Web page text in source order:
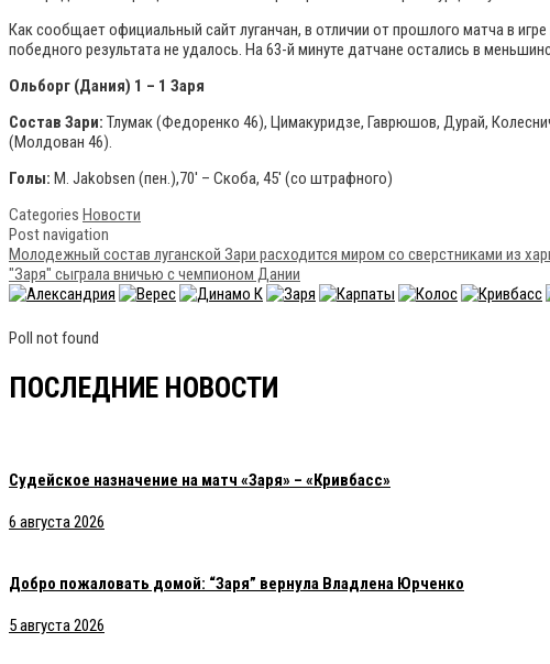
Как сообщает официальный сайт луганчан, в отличии от прошлого матча в
победного результата не удалось. На 63-й минуте датчане остались в
Ольборг (Дания) 1 – 1 Заря
Состав Зари: Тлумак (Федоренко 46), Цимакуридзе, Гаврюшов, Дурай,
(Молдован 46).
Голы: M. Jakobsen (пен.),70′ – Скоба, 45′ (со штрафного)
Categories Новости
Post navigation
Молодежный состав луганской Зари расходится миром со сверстниками из
"Заря" сыграла вничью с чемпионом Дании
Poll not found
ПОСЛЕДНИЕ НОВОСТИ
Судейское назначение на матч «Заря» – «Кривбасс»
6 августа 2026
Добро пожаловать домой: “Заря” вернула Владлена Юрченко
5 августа 2026